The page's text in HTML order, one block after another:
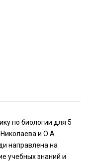
по биологии для 5
и О.А
направлена на
учебных знаний и